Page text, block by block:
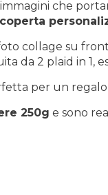
che
coperta
collage su
da 2 plaid in 1,
per un
250g e sono